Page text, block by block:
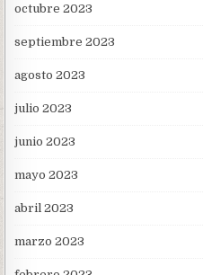
octubre 2023
septiembre 2023
agosto 2023
julio 2023
junio 2023
mayo 2023
abril 2023
marzo 2023